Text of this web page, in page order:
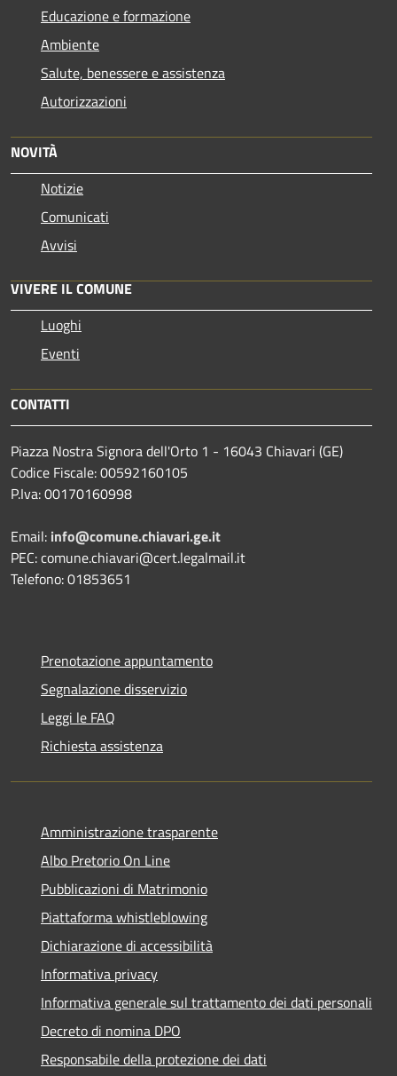
Educazione e formazione
Ambiente
Salute, benessere e assistenza
Autorizzazioni
NOVITÀ
Notizie
Comunicati
Avvisi
VIVERE IL COMUNE
Luoghi
Eventi
CONTATTI
Piazza Nostra Signora dell'Orto 1 - 16043 Chiavari (GE)
Codice Fiscale: 00592160105
P.Iva: 00170160998
Email: info@comune.chiavari.ge.it
PEC: comune.chiavari@cert.legalmail.it
Telefono: 01853651
Prenotazione appuntamento
Segnalazione disservizio
Leggi le FAQ
Richiesta assistenza
Amministrazione trasparente
Albo Pretorio On Line
Pubblicazioni di Matrimonio
Piattaforma whistleblowing
Dichiarazione di accessibilità
Informativa privacy
Informativa generale sul trattamento dei dati personali
Decreto di nomina DPO
Responsabile della protezione dei dati